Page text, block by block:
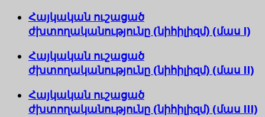
Հայկական ուշացած
ժխտողականությունը (նիհիլիզմ) (մաս I)
Հայկական ուշացած
ժխտողականությունը (նիհիլիզմ) (մաս II)
Հայկական ուշացած
ժխտողականությունը (նիհիլիզմ) (մաս III)